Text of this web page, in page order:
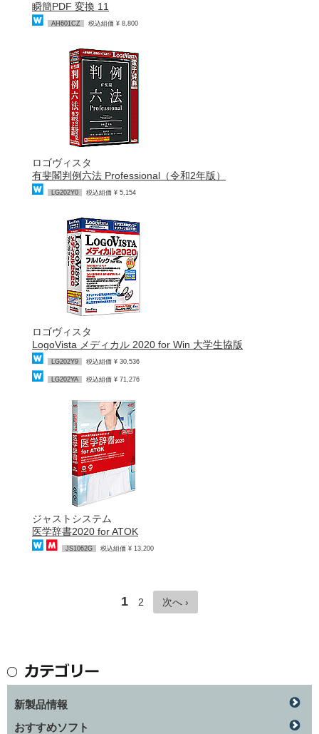
瞬簡PDF 変換 11
AH601CZ 税込組価 ¥ 8,800
ロゴヴィスタ
有斐閣判例六法 Professional（令和2年版）
LG202Y0 税込組価 ¥ 5,154
ロゴヴィスタ
LogoVista メディカル 2020 for Win 大学生協版
LG202Y9 税込組価 ¥ 30,536
LG202YA 税込組価 ¥ 71,276
ジャストシステム
医学辞書2020 for ATOK
JS1062G 税込組価 ¥ 13,200
1 2 次へ ›
新製品情報
おすすめソフト